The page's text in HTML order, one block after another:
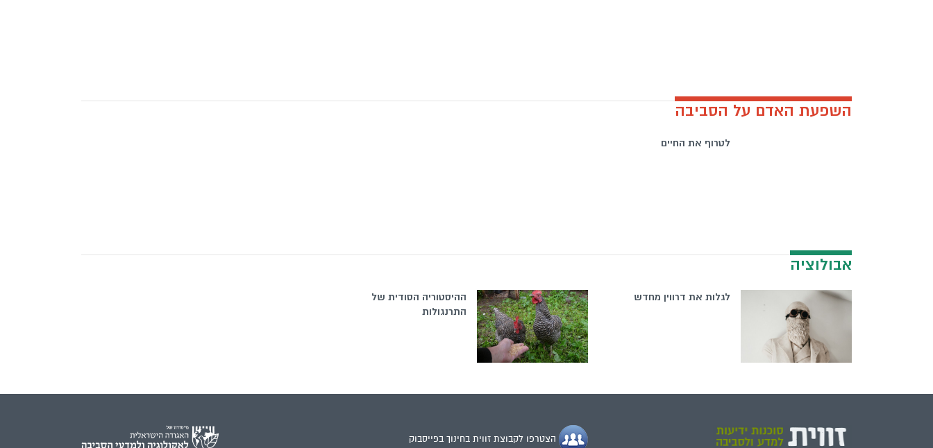
השפעת האדם על הסביבה
לטרוף את החיים
אבולוציה
לגלות את דרווין מחדש
ההיסטוריה הסודית של
התרנגולות
הצטרפו לקבוצת זווית בחינוך בפייסבוק